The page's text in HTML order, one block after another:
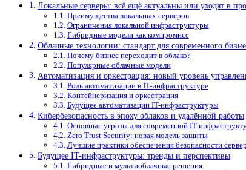
Локальные серверы: всё ещё актуальны или уходят в
Преимущества локальных серверов
Ограничения локальной инфраструктуры
Гибридные модели как компромисс
Облачные технологии: стандарт для современного
Почему бизнес переходит в облако?
Популярные облачные модели
Автоматизация и оркестрация: новый уровень
Роль автоматизации в IT-инфраструктуре
Контейнеризация и оркестрация
Будущее автоматизации IT-инфраструктуры
Кибербезопасность в эпоху облаков и удалённой работы
Основные угрозы для современной IT-
Zero Trust Security: новая модель защиты
Лучшие практики обеспечения безопасности
Будущее IT-инфраструктуры: тренды и перспективы
Гибридные и мультиоблачные решения